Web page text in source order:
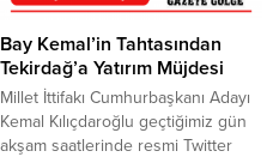
Bay Kemal’in Tahtasından
Tekirdağ’a Yatırım Müjdesi
Millet İttifakı Cumhurbaşkanı Adayı
Kemal Kılıçdaroğlu geçtiğimiz gün
akşam saatlerinde resmi Twitter